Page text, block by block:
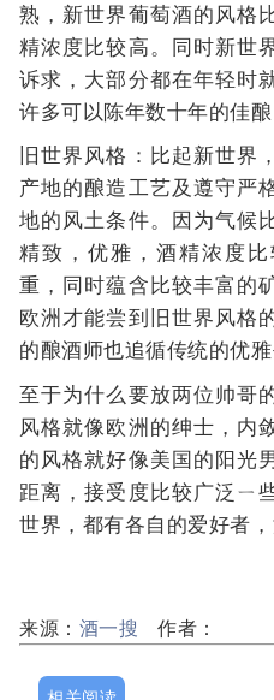
熟，新世界葡萄酒的风格
精浓度比较高。同时新世
诉求，大部分都在年轻时
许多可以陈年数十年的佳酿
旧世界风格：比起新世界
产地的酿造工艺及遵守严
地的风土条件。因为气候
精致，优雅，酒精浓度
重，同时蕴含比较丰富的
欧洲才能尝到旧世界风格
的酿酒师也追循传统的优雅
至于为什么要放两位帅哥
风格就像欧洲的绅士，内
的风格就好像美国的阳光
距离，接受度比较广泛ㄧ
世界，都有各自的爱好者，
来源： 酒一搜 作者：